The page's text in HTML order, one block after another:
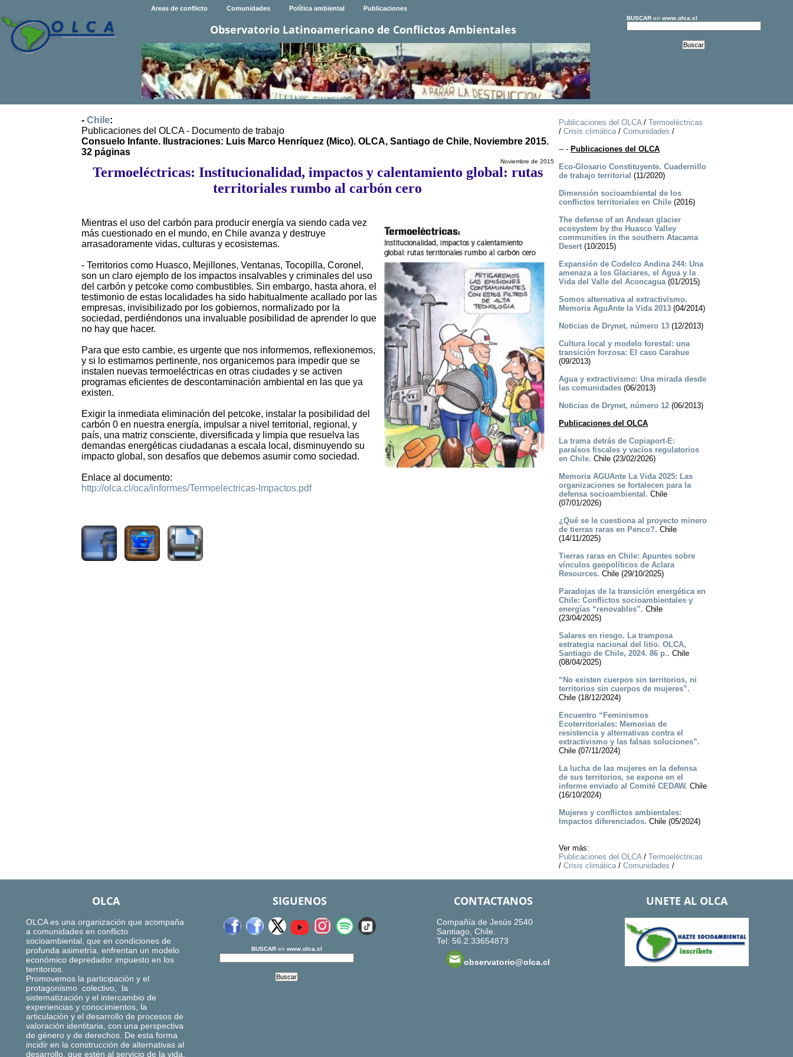
Areas de conflicto Comunidades Política ambiental Publicaciones
Observatorio Latinoamericano de Conflictos Ambientales
BUSCARen www.olca.cl
- Chile:
Publicaciones del OLCA - Documento de trabajo
Consuelo Infante. Ilustraciones: Luis Marco Henríquez (Mico). OLCA, Santiago de Chile, Noviembre 2015.
32 páginas
Noviembre de 2015
Termoeléctricas: Institucionalidad, impactos y calentamiento global: rutas
territoriales rumbo al carbón cero
Mientras el uso del carbón para producir energía va siendo cada vez
más cuestionado en el mundo, en Chile avanza y destruye
arrasadoramente vidas, culturas y ecosistemas.
- Territorios como Huasco, Mejillones, Ventanas, Tocopilla, Coronel,
son un claro ejemplo de los impactos insalvables y criminales del uso
del carbón y petcoke como combustibles. Sin embargo, hasta ahora, el
testimonio de estas localidades ha sido habitualmente acallado por las
empresas, invisibilizado por los gobiernos, normalizado por la
sociedad, perdiéndonos una invaluable posibilidad de aprender lo que
no hay que hacer.
Para que esto cambie, es urgente que nos informemos, reflexionemos,
y si lo estimamos pertinente, nos organicemos para impedir que se
instalen nuevas termoeléctricas en otras ciudades y se activen
programas eficientes de descontaminación ambiental en las que ya
existen.
Exigir la inmediata eliminación del petcoke, instalar la posibilidad del
carbón 0 en nuestra energía, impulsar a nivel territorial, regional, y
país, una matriz consciente, diversificada y limpia que resuelva las
demandas energéticas ciudadanas a escala local, disminuyendo su
impacto global, son desafíos que debemos asumir como sociedad.
Enlace al documento:
http://olca.cl/oca/informes/Termoelectricas-Impactos.pdf
Publicaciones del OLCA/ Termoeléctricas
/ Crisis climática/ Comunidades /
--- Publicaciones del OLCA
Eco-Glosario Constituyente. Cuadernillo
de trabajo territorial (11/2020)
Dimensión socioambiental de los
conflictos territoriales en Chile(2016)
The defense of an Andean glacier
ecosystem by the Huasco Valley
communities in the southern Atacama
Desert(10/2015)
Expansión de Codelco Andina 244: Una
amenaza a los Glaciares, el Agua y la
Vida del Valle del Aconcagua(01/2015)
Somos alternativa al extractivismo.
Memoria AguAnte la Vida 2013(04/2014)
Noticias de Drynet, número 13(12/2013)
Cultura local y modelo forestal: una
transición forzosa: El caso Carahue
(09/2013)
Agua y extractivismo: Una mirada desde
las comunidades(06/2013)
Noticias de Drynet, número 12(06/2013)
Publicaciones del OLCA
La trama detrás de Copiaport-E:
paraísos fiscales y vacíos regulatorios
en Chile. Chile (23/02/2026)
Memoria AGUAnte La Vida 2025: Las
organizaciones se fortalecen para la
defensa socioambiental. Chile
(07/01/2026)
¿Qué se le cuestiona al proyecto minero
de tierras raras en Penco?. Chile
(14/11/2025)
Tierras raras en Chile: Apuntes sobre
vínculos geopolíticos de Aclara
Resources. Chile (29/10/2025)
Paradojas de la transición energética en
Chile: Conflictos socioambientales y
energías “renovables”. Chile
(23/04/2025)
Salares en riesgo. La tramposa
estrategia nacional del litio. OLCA,
Santiago de Chile, 2024. 86 p.. Chile
(08/04/2025)
“No existen cuerpos sin territorios, ni
territorios sin cuerpos de mujeres”.
Chile (18/12/2024)
Encuentro “Feminismos
Ecoterritoriales: Memorias de
resistencia y alternativas contra el
extractivismo y las falsas soluciones”.
Chile (07/11/2024)
La lucha de las mujeres en la defensa
de sus territorios, se expone en el
informe enviado al Comité CEDAW. Chile
(16/10/2024)
Mujeres y conflictos ambientales:
Impactos diferenciados. Chile (05/2024)
Ver más:
Publicaciones del OLCA/ Termoeléctricas
/ Crisis climática/ Comunidades /
OLCA
OLCA es una organización que acompaña
a comunidades en conflicto
socioambiental, que en condiciones de
profunda asimetría, enfrentan un modelo
económico depredador impuesto en los
territorios.
Promovemos la participación y el
protagonismo colectivo, la
sistematización y el intercambio de
experiencias y conocimientos, la
articulación y el desarrollo de procesos de
valoración identitaria, con una perspectiva
de género y de derechos. De esta forma
incidir en la construcción de alternativas al
desarrollo, que estén al servicio de la vida,
SIGUENOS
BUSCARen www.olca.cl
CONTACTANOS
Compañía de Jesús 2540
Santiago, Chile.
Tel: 56.2.33654873
observatorio@olca.cl
UNETE AL OLCA